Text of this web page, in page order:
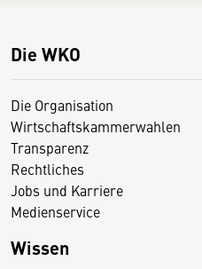
Die WKO
Die Organisation
Wirtschaftskammerwahlen
Transparenz
Rechtliches
Jobs und Karriere
Medienservice
Wissen